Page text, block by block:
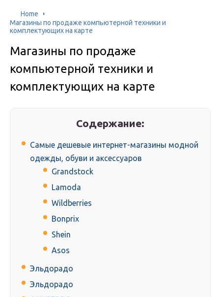
Home
Магазины по продаже компьютерной техники и
комплектующих на карте
Магазины по продаже
компьютерной техники и
комплектующих на карте
Содержание:
Самые дешевые интернет-магазины модной
одежды, обуви и аксессуаров
Grandstock
Lamoda
Wildberries
Bonprix
Shein
Asos
Эльдорадо
Эльдорадо